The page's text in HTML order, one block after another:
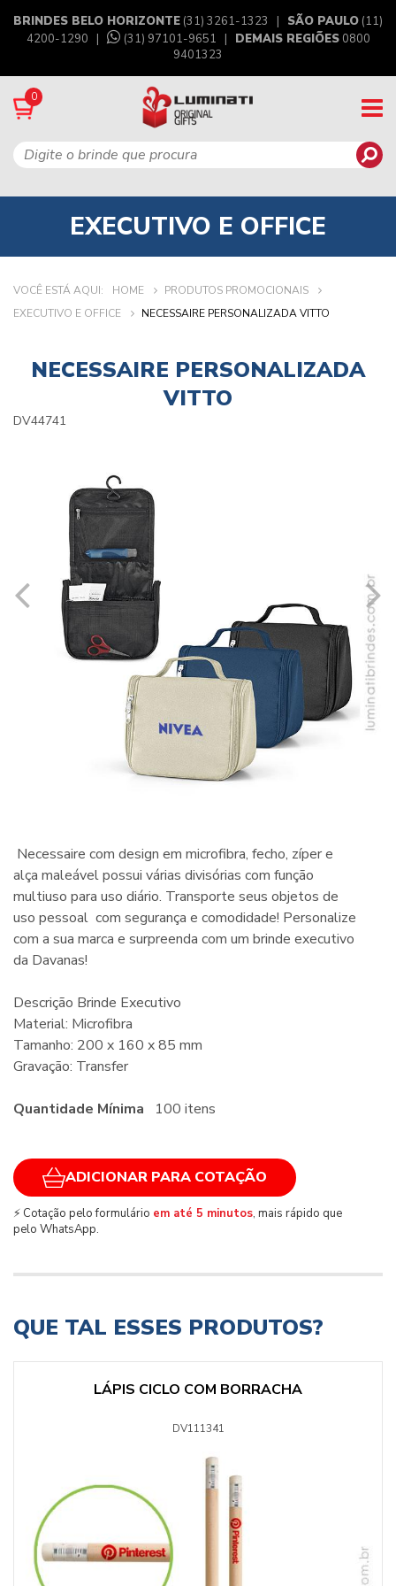
BRINDES BELO HORIZONTE (31) 3261-1323 | SÃO PAULO (11)
4200-1290 |
(31) 97101-9651 | DEMAIS REGIÕES0800
9401323
0
EXECUTIVO E OFFICE
VOCÊ ESTÁ AQUI: HOME
PRODUTOS PROMOCIONAIS
EXECUTIVO E OFFICE
NECESSAIRE PERSONALIZADA VITTO
NECESSAIRE PERSONALIZADA
VITTO
DV44741
Necessaire com design em microfibra, fecho, zíper e
alça maleável possui várias divisórias com função
multiuso para uso diário. Transporte seus objetos de
uso pessoal com segurança e comodidade! Personalize
com a sua marca e surpreenda com um brinde executivo
da Davanas!
Descrição Brinde Executivo
Material: Microfibra
Tamanho: 200 x 160 x 85 mm
Gravação: Transfer
Quantidade Mínima 100 itens
ADICIONAR PARA COTAÇÃO
⚡ Cotação pelo formulário em até 5 minutos, mais rápido que
pelo WhatsApp.
QUE TAL ESSES PRODUTOS?
LÁPIS CICLO COM BORRACHA
DV111341